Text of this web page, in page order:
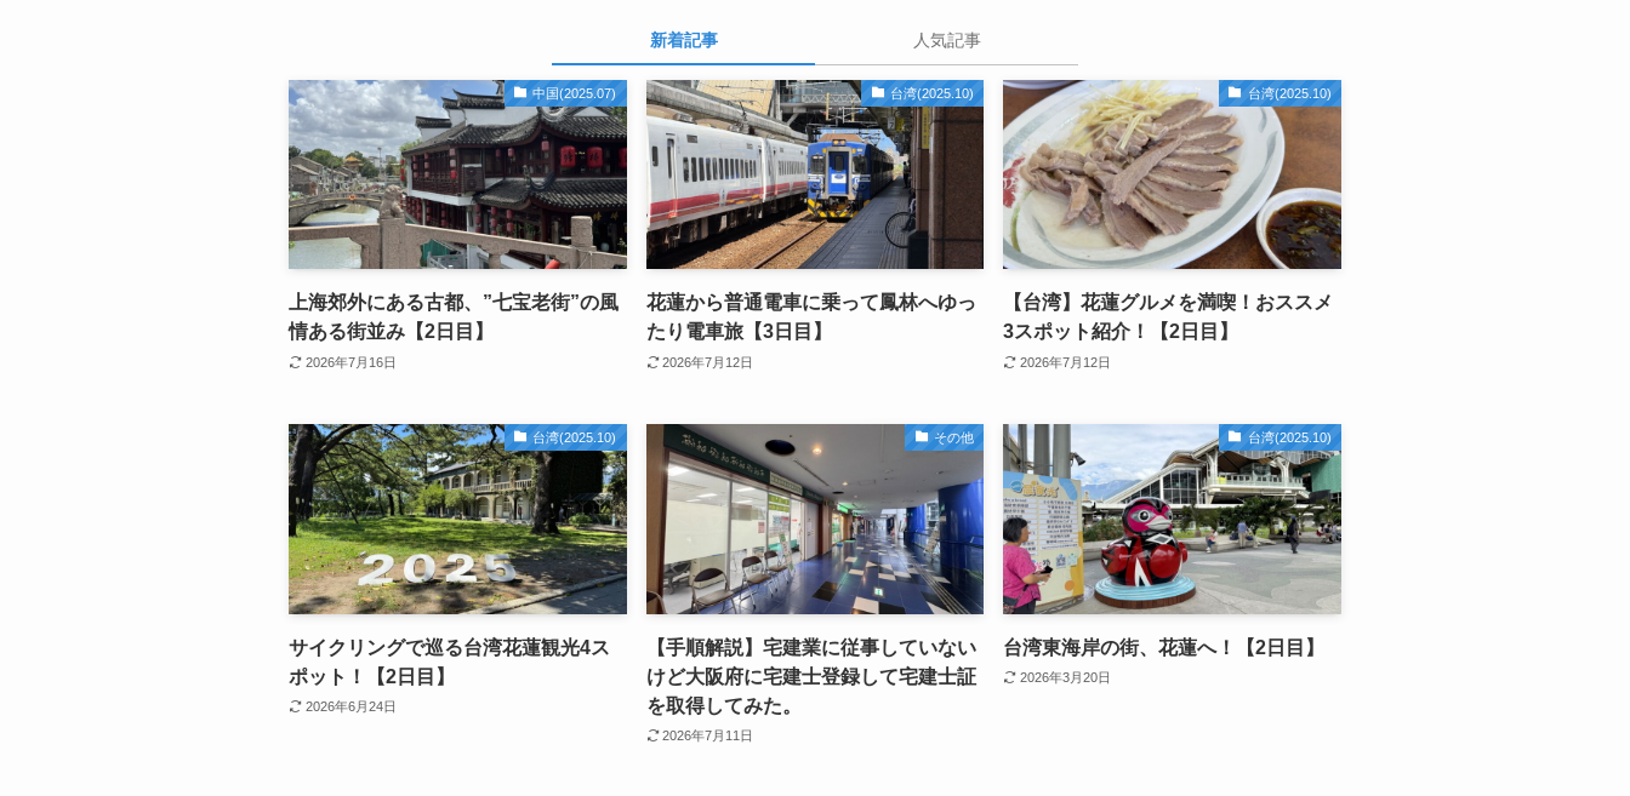
新着記事 人気記事
中国(2025.07)
上海郊外にある古都、”七宝老街”の風
情ある街並み【2日目】
2026年7月16日
台湾(2025.10)
花蓮から普通電車に乗って鳳林へゆっ
たり電車旅【3日目】
2026年7月12日
台湾(2025.10)
【台湾】花蓮グルメを満喫！おススメ
3スポット紹介！【2日目】
2026年7月12日
台湾(2025.10)
サイクリングで巡る台湾花蓮観光4ス
ポット！【2日目】
2026年6月24日
その他
【手順解説】宅建業に従事していない
けど大阪府に宅建士登録して宅建士証
を取得してみた。
2026年7月11日
台湾(2025.10)
台湾東海岸の街、花蓮へ！【2日目】
2026年3月20日